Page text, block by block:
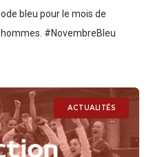
bleu pour le mois de
#NovembreBleu
ACTUALITÉS